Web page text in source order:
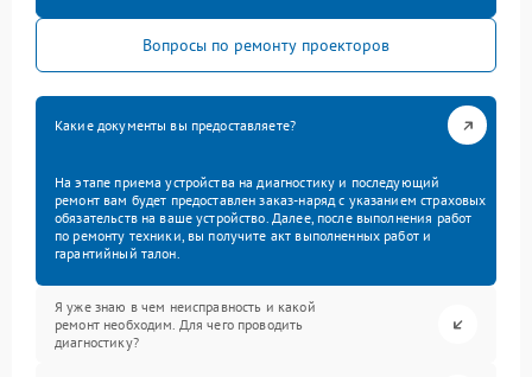
Вопросы по ремонту проекторов
Какие документы вы предоставляете?
На этапе приема устройства на диагностику и последующий
ремонт вам будет предоставлен заказ-наряд с указанием страховых
обязательств на ваше устройство. Далее, после выполнения работ
по ремонту техники, вы получите акт выполненных работ и
гарантийный талон.
Я уже знаю в чем неисправность и какой
ремонт необходим. Для чего проводить
диагностику?